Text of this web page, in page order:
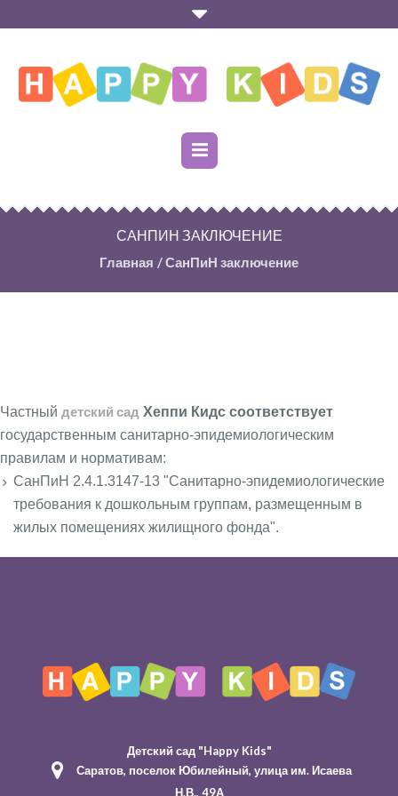
САНПИН ЗАКЛЮЧЕНИЕ
Главная /СанПиН заключение
Частный детский сад Хеппи Кидс соответствует
государственным санитарно-эпидемиологическим
правилам и нормативам:
СанПиН 2.4.1.3147-13 "Санитарно-эпидемиологические
требования к дошкольным группам, размещенным в
жилых помещениях жилищного фонда".
Детский сад "Happy Kids"
Саратов, поселок Юбилейный, улица им. Исаева
Н.В., 49А